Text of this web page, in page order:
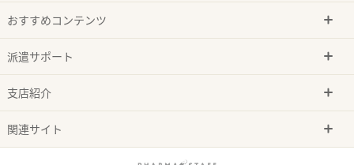
おすすめコンテンツ
派遣サポート
支店紹介
関連サイト